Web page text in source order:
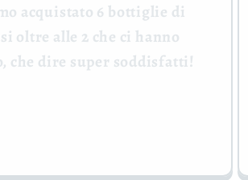
acquistato 6 bottiglie di
oltre alle 2 che ci hanno
che dire super soddisfatti!